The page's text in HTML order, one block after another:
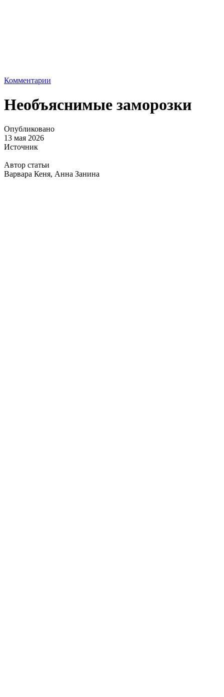
Комментарии
Необъяснимые заморозки
Опубликовано
13 мая 2026
Источник
Автор статьи
Варвара Кеня, Анна Занина